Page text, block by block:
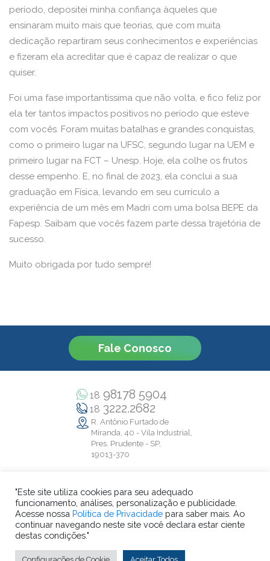
período, depositei minha confiança àqueles que
ensinaram muito mais que teorias, que com muita
dedicação repartiram seus conhecimentos e experiências
e fizeram ela acreditar que é capaz de realizar o que
quiser.
Foi uma fase importantíssima que não volta, e fico feliz por
ela ter tantos impactos positivos no período que esteve
com vocês. Foram muitas batalhas e grandes conquistas,
como o primeiro lugar na UFSC, segundo lugar na UEM e
primeiro lugar na FCT – Unesp. Hoje, ela colhe os frutos
desse empenho. E, no final de 2023, ela conclui a sua
graduação em Física, levando em seu currículo a
experiência de um mês em Madri com uma bolsa BEPE da
Fapesp. Saibam que vocês fazem parte dessa trajetória de
sucesso.
Muito obrigada por tudo sempre!
Fale Conosco
18 98178 5904
18 3222.2682
R. Antônio Furtado de
Miranda, 40 - Vila Industrial,
Pres. Prudente - SP,
19013-370
Colégio Criarte ® 2026 - Todos os direitos reservados.
CNPJ: 57.323.560/0001-02
"Este site utiliza cookies para seu adequado
funcionamento, análises, personalização e publicidade.
Acesse nossa Política de Privacidade para saber mais. Ao
continuar navegando neste site você declara estar ciente
destas condições."